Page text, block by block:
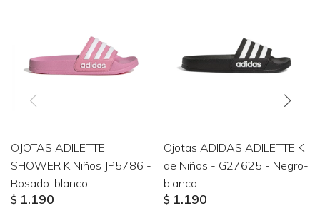
OJOTAS ADILETTE
SHOWER K Niños JP5786 -
Rosado-blanco
$ 1.190
Ojotas ADIDAS ADILETTE K
de Niños - G27625 - Negro-
blanco
$ 1.190